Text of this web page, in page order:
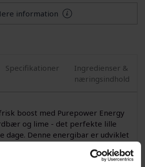
information
Specifikationer
Ingredienser &
næringsindhold
boost med Purepower Energy
og lime - det perfekte lille
dage. Denne energibar er udviklet
hjælper baren dig med at